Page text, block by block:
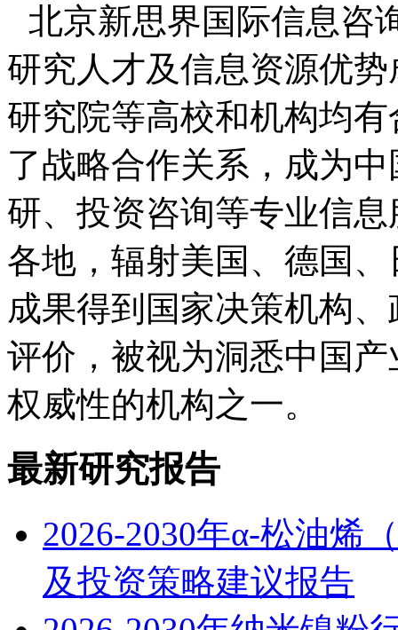
北京新思界国际信息咨
研究人才及信息资源优
研究院等高校和机构均
了战略合作关系，成为
研、投资咨询等专业信
各地，辐射美国、德国
成果得到国家决策机构
评价，被视为洞悉中国
权威性的机构之一。
最新研究报告
2026-2030年α-松油烯
及投资策略建议报告